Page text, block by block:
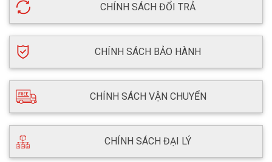
CHÍNH SÁCH ĐỔI TRẢ
CHÍNH SÁCH BẢO HÀNH
CHÍNH SÁCH VẬN CHUYỂN
CHÍNH SÁCH ĐẠI LÝ